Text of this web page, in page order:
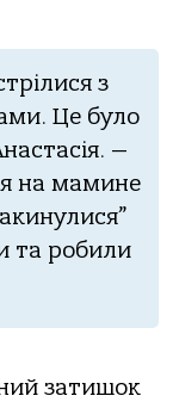
з
Це було
—
на мамине
та робили
затишок